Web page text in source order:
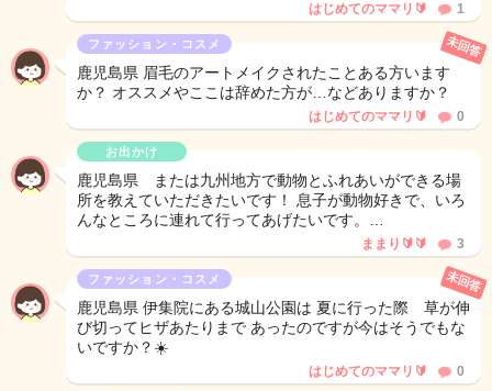
はじめてのママリ🔰 1
ファッション・コスメ
鹿児島県 眉毛のアートメイクされたことある方います
か？ オススメやここは辞めた方が…などありますか？
未回答
はじめてのママリ🔰 0
お出かけ
鹿児島県 または九州地方で動物とふれあいができる場
所を教えていただきたいです！ 息子が動物好きで、いろ
んなところに連れて行ってあげたいです。…
ままり🔰🔰 3
ファッション・コスメ
鹿児島県 伊集院にある城山公園は 夏に行った際 草が伸
び切ってヒザあたりまで あったのですが今はそうでもな
いですか？☀️
未回答
はじめてのママリ🔰 0